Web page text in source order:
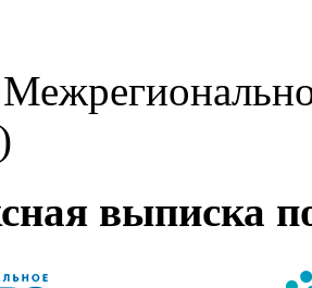
выписка